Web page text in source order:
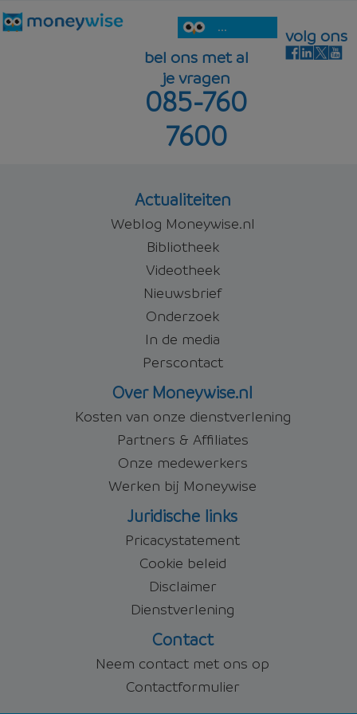
...
bel ons met al
je vragen
085-760
7600
volg ons
Actualiteiten
Weblog Moneywise.nl
Bibliotheek
Videotheek
Nieuwsbrief
Onderzoek
In de media
Perscontact
Over Moneywise.nl
Kosten van onze dienstverlening
Partners & Affiliates
Onze medewerkers
Werken bij Moneywise
Juridische links
Pricacystatement
Cookie beleid
Disclaimer
Dienstverlening
Contact
Neem contact met ons op
Contactformulier